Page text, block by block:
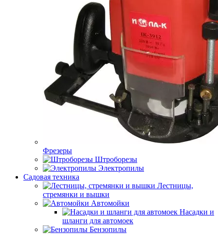
Фрезеры
Штроборезы
Электропилы
Садовая техника
Лестницы,
стремянки и вышки
Автомойки
Насадки и
шланги для автомоек
Бензопилы